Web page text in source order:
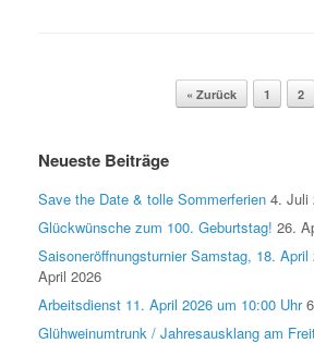
« Zurück 1 2
Neueste Beiträge
Save the Date & tolle Sommerferien 4. Juli
Glückwünsche zum 100. Geburtstag! 26.
Saisoneröffnungsturnier Samstag, 18.
April 2026
Arbeitsdienst 11. April 2026 um 10:00 Uhr
Glühweinumtrunk / Jahresausklang am